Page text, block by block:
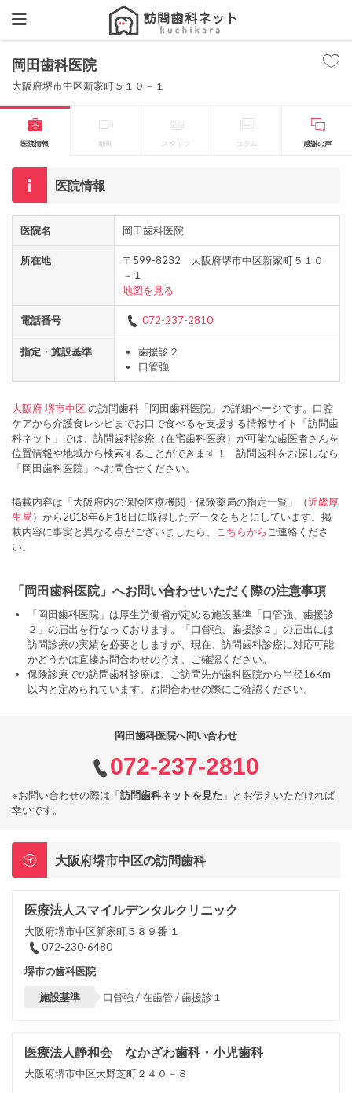
岡田歯科医院
大阪府堺市中区新家町５１０－１
医院情報 動画 スタッフ コラム 感謝の声
医院情報
医院名 岡田歯科医院
所在地
〒599-8232 大阪府堺市中区新家町５１０
－１
地図を見る
電話番号 072-237-2810
指定・施設基準
歯援診２
口管強
大阪府堺市中区の訪問歯科「岡田歯科医院」の詳細ページです。口腔
ケアから介護食レシピまでお口で食べるを支援する情報サイト「訪問歯
科ネット」では、訪問歯科診療（在宅歯科医療）が可能な歯医者さんを
位置情報や地域から検索することができます！ 訪問歯科をお探しなら
「岡田歯科医院」へお問合せください。
掲載内容は「大阪府内の保険医療機関・保険薬局の指定一覧」（近畿厚
生局）から2018年6月18日に取得したデータをもとにしています。掲
載内容に事実と異なる点がございましたら、
こちらから ご連絡くださ
い。
「岡田歯科医院」へお問い合わせいただく際の注意事項
「岡田歯科医院」は厚生労働省が定める施設基準「口管強、歯援診
２」の届出を行なっております。「口管強、歯援診２」の届出には
訪問診療の実績を必要としますが、現在、訪問歯科診療に対応可能
かどうかは直接お問合わせのうえ、ご確認ください。
保険診療での訪問歯科診療は、ご訪問先が歯科医院から半径16Km
以内と定められています。お問合わせの際にご確認ください。
岡田歯科医院へ問い合わせ
072-237-2810
※お問い合わせの際は「訪問歯科ネットを見た 」とお伝えいただければ
幸いです。
大阪府堺市中区の訪問歯科
医療法人スマイルデンタルクリニック
大阪府堺市中区新家町５８９番 １
072-230-6480
堺市の歯科医院
施設基準 口管強 / 在歯管 / 歯援診１
医療法人静和会 なかざわ歯科・小児歯科
大阪府堺市中区大野芝町２４０－８